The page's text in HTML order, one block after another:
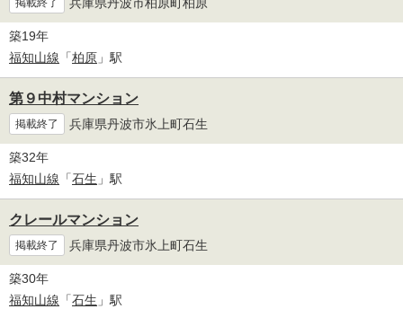
掲載終了
築19年
福知山線 「柏原 」駅
第９中村マンション
掲載終了 兵庫県丹波市氷上町石生
築32年
福知山線 「石生 」駅
クレールマンション
掲載終了 兵庫県丹波市氷上町石生
築30年
福知山線 「石生 」駅